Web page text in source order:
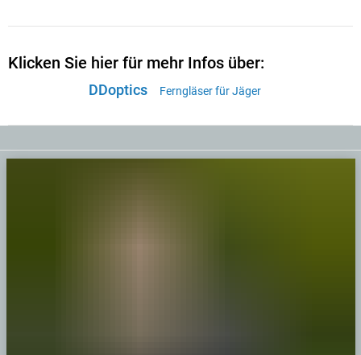
Klicken Sie hier für mehr Infos über:
DDoptics Ferngläser für Jäger